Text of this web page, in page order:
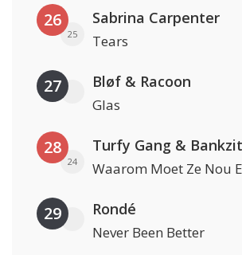
26
25
Sabrina Carpenter
Tears
27 Bløf & Racoon
Glas
28
24
Turfy Gang &
Waarom Moet Ze Nou
29 Rondé
Never Been Better